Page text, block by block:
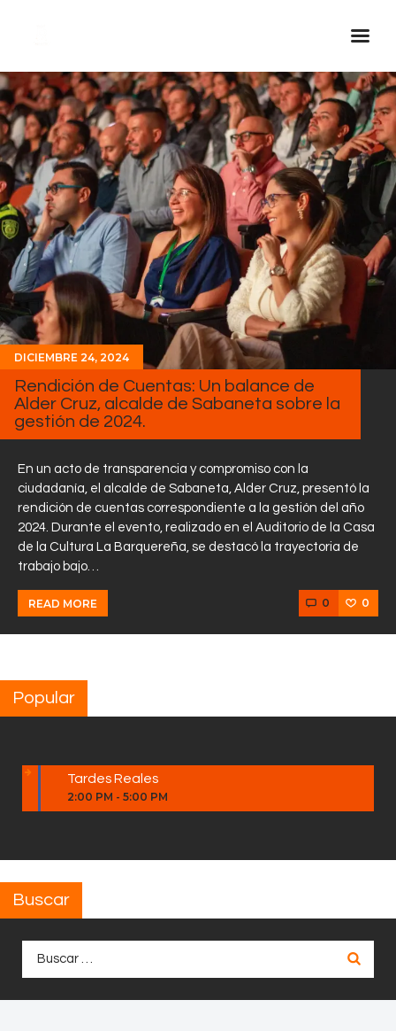
Inicio Real FM
Streaming
En Vivo
Descarga La APP
Programas
Noticias
Equipo
Sobre Nosotros
Contactos
DICIEMBRE 24, 2024
Rendición de Cuentas: Un balance de
Alder Cruz, alcalde de Sabaneta sobre la
gestión de 2024.
En un acto de transparencia y compromiso con la
ciudadanía, el alcalde de Sabaneta, Alder Cruz, presentó la
rendición de cuentas correspondiente a la gestión del año
2024. Durante el evento, realizado en el Auditorio de la Casa
de la Cultura La Barquereña, se destacó la trayectoria de
trabajo bajo…
READ MORE 0 0
Popular
Tardes Reales
2:00 PM - 5:00 PM
Buscar